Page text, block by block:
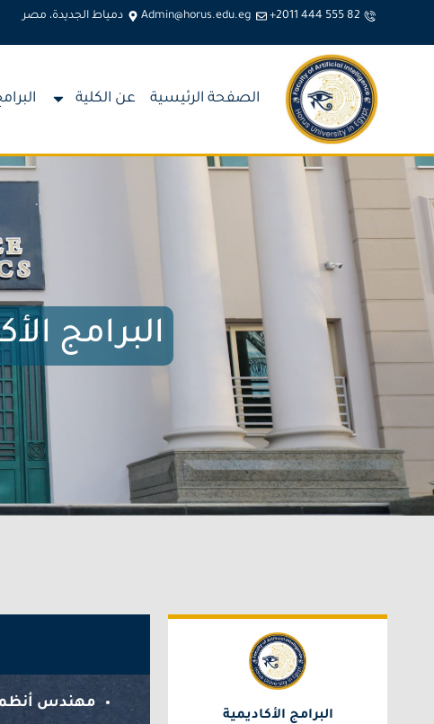
+2011 444 555 82
Admin@horus.edu.eg دمياط الجديدة، مصر
الصفحة الرئيسية عن الكلية
البرامج
البرامج الأكاديمية
مهندس